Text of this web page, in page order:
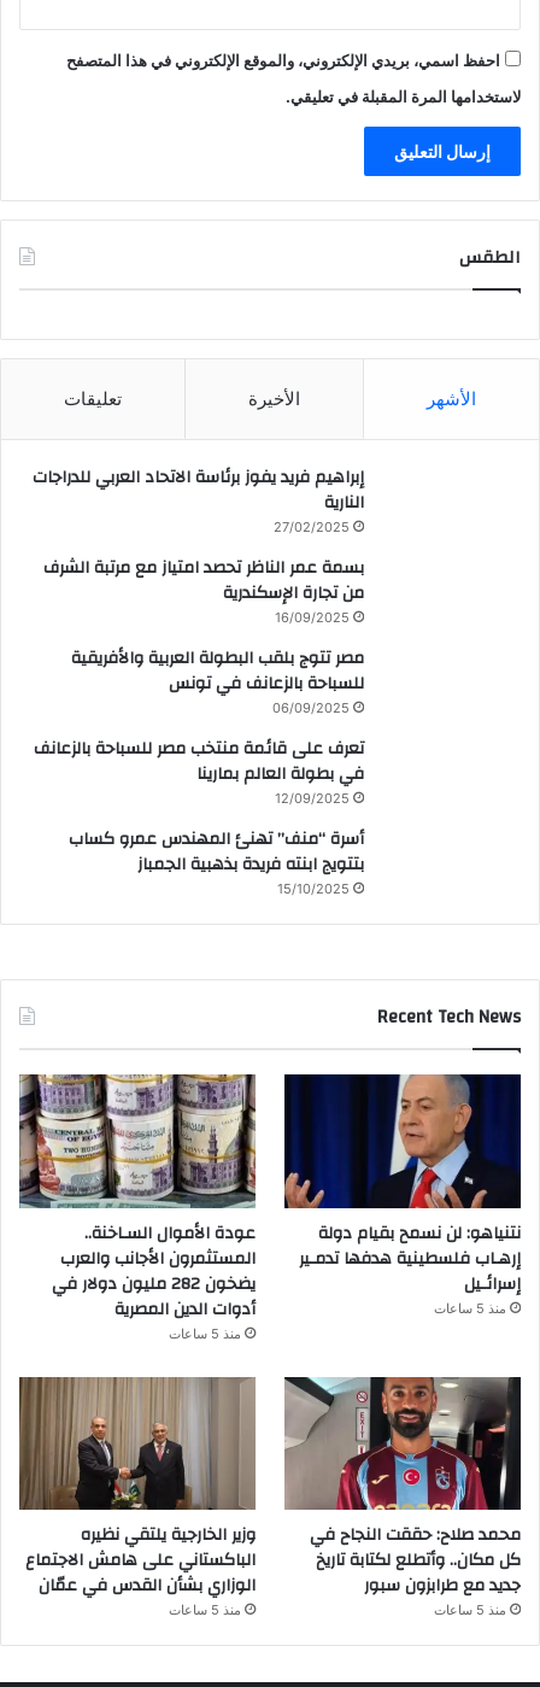
احفظ اسمي، بريدي الإلكتروني، والموقع الإلكتروني في هذا المتصفح
لاستخدامها المرة المقبلة في تعليقي.
الطقس
الأشهر الأخيرة تعليقات
إبراهيم فريد يفوز برئاسة الاتحاد العربي للدراجات
النارية
27/02/2025
بسمة عمر الناظر تحصد امتياز مع مرتبة الشرف
من تجارة الإسكندرية
16/09/2025
مصر تتوج بلقب البطولة العربية والأفريقية
للسباحة بالزعانف في تونس
06/09/2025
تعرف على قائمة منتخب مصر للسباحة بالزعانف
في بطولة العالم بمارينا
12/09/2025
أسرة “منف” تهنئ المهندس عمرو كساب
بتتويج ابنته فريدة بذهبية الجمباز
15/10/2025
Recent Tech News
نتنياهو: لن نسمح بقيام دولة
إرهـاب فلسطينية هدفها تدمـير
إسرائـيل
منذ 5 ساعات
عودة الأموال السـاخنة..
المستثمرون الأجانب والعرب
يضخون 282 مليون دولار في
أدوات الدين المصرية
منذ 5 ساعات
محمد صلاح: حققت النجاح في
كل مكان.. وأتطلع لكتابة تاريخ
جديد مع طرابزون سبور
منذ 5 ساعات
وزير الخارجية يلتقي نظيره
الباكستاني على هامش الاجتماع
الوزاري بشأن القدس في عمّان
منذ 5 ساعات